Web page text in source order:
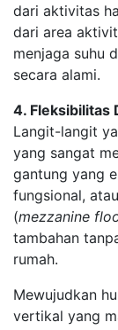
dari aktivitas
dari area
menjaga suhu
secara alami.
4. Fleksibilitas
Langit-langit
yang sangat
gantung yang
fungsional,
(mezzanine
tambahan
rumah.
Mewujudkan
vertikal yang